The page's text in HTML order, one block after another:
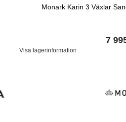
Monark Karin 3 Växlar
7
Visa lagerinformation